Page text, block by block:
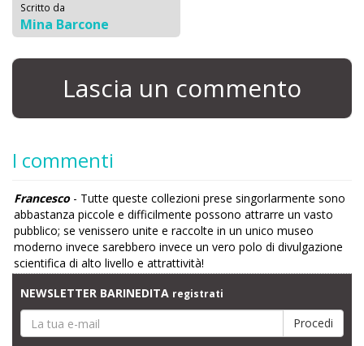
Scritto da
Mina Barcone
Lascia un commento
I commenti
Francesco- Tutte queste collezioni prese singorlarmente sono
abbastanza piccole e difficilmente possono attrarre un vasto
pubblico; se venissero unite e raccolte in un unico museo
moderno invece sarebbero invece un vero polo di divulgazione
scientifica di alto livello e attrattività!
NEWSLETTER BARINEDITA registrati